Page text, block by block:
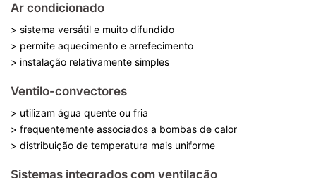
Ar condicionado
> sistema versátil e muito difundido
> permite aquecimento e arrefecimento
> instalação relativamente simples
Ventilo-convectores
> utilizam água quente ou fria
> frequentemente associados a bombas de calor
> distribuição de temperatura mais uniforme
Sistemas integrados com ventilação